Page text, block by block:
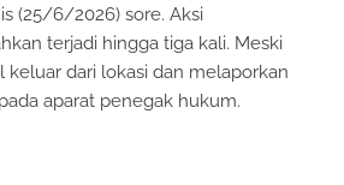
(25/6/2026) sore. Aksi
terjadi hingga tiga kali. Meski
keluar dari lokasi dan melaporkan
aparat penegak hukum.